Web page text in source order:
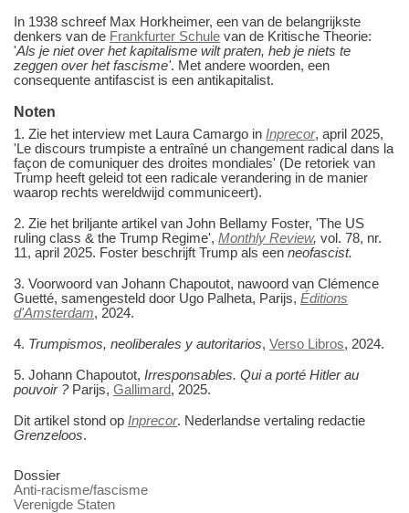
In 1938 schreef Max Horkheimer, een van de belangrijkste
denkers van de Frankfurter Schule van de Kritische Theorie:
'Als je niet over het kapitalisme wilt praten, heb je niets te
zeggen over het fascisme'. Met andere woorden, een
consequente antifascist is een antikapitalist.
Noten
1. Zie het interview met Laura Camargo in Inprecor, april 2025,
'Le discours trumpiste a entraîné un changement radical dans la
façon de comuniquer des droites mondiales' (De retoriek van
Trump heeft geleid tot een radicale verandering in de manier
waarop rechts wereldwijd communiceert).
2. Zie het briljante artikel van John Bellamy Foster, 'The US
ruling class & the Trump Regime', Monthly Review, vol. 78, nr.
11, april 2025. Foster beschrijft Trump als een neofascist.
3. Voorwoord van Johann Chapoutot, nawoord van Clémence
Guetté, samengesteld door Ugo Palheta, Parijs, Éditions
d'Amsterdam, 2024.
4. Trumpismos, neoliberales y autoritarios, Verso Libros, 2024.
5. Johann Chapoutot, Irresponsables. Qui a porté Hitler au
pouvoir ? Parijs, Gallimard, 2025.
Dit artikel stond op Inprecor. Nederlandse vertaling redactie
Grenzeloos.
Dossier
Anti-racisme/fascisme
Verenigde Staten